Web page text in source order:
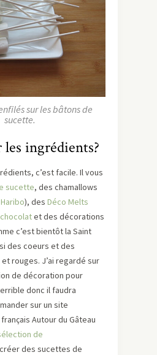
sur les bâtons de
sucette.
ingrédients?
c’est facile. Il vous
sucette, des chamallows
), des Déco Melts
chocolatet des décorations
c’est bientôt la Saint
des coeurs et des
rouges. J’ai regardé sur
de décoration pour
donc il faudra
sur un site
Autour du Gâteau
de
des sucettes de